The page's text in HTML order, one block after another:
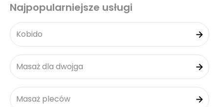
Najpopularniejsze usługi
Kobido
Masaż dla dwojga
Masaż pleców